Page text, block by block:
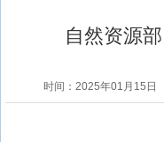
自然资源
时间：2025年01月15日